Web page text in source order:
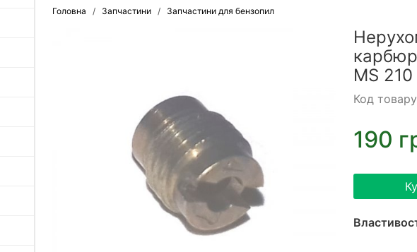
Головна Запчастини Запчастини для бензопил
MS
Код
190